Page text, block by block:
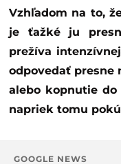
Vzhľadom na to, že bolesť je subjektívny zážitok,
je ťažké ju
prežíva
odpovedať presne
alebo kopnutie do
napriek tomu
GOOGLE NEWS